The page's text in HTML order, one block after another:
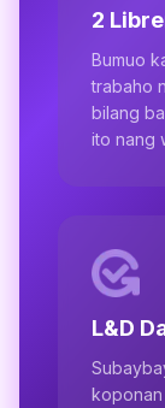
2
Bumuo
trabaho
bilang
ito nang
L&D
koponan